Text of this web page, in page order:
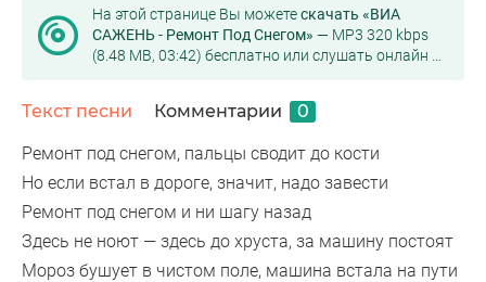
На этой странице Вы можетескачать «ВИА
САЖЕНЬ - Ремонт Под Снегом» — MP3 320 kbps
(8.48 MB, 03:42) бесплатно или слушать онлайн в
Текст песни Комментарии 0
Ремонт под снегом, пальцы сводит до кости
Но если встал в дороге, значит, надо завести
Ремонт под снегом и ни шагу назад
Здесь не ноют — здесь до хруста, за машину постоят
Мороз бушует в чистом поле, машина встала на пути